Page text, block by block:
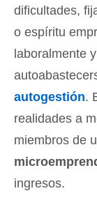
dificultades,
o espíritu
laboralmente
autogestión.
realidades a
miembros de
ingresos.